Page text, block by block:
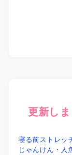
更新しま
寝る前ストレッ
じゃんけん・人